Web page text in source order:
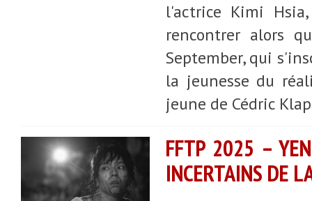
l'actrice Kimi
rencontrer alors
September, qui
la jeunesse du
jeune de Cédric
FFTP 2025 –
INCERTAINS DE